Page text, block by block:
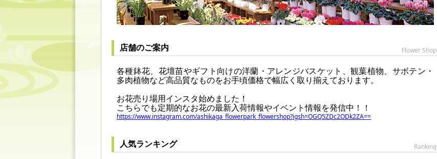
Flower Shop
店舗のご案内
各種鉢花、花壇苗やギフト向けの洋蘭・アレンジバスケット、観葉植物、サボテン・
多肉植物など高品質なものをお手頃価格で幅広く取り揃えております。
お花売り場用インスタ始めました！
こちらでも定期的なお花の最新入荷情報やイベント情報を発信中！！
https://www.instagram.com/ashikaga_flowerpark_flowershop?igsh=OGQ5ZDc2ODk2ZA==
Ranking
人気ランキング